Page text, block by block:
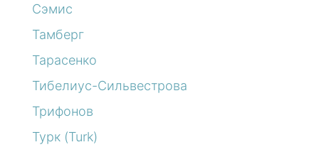
Сэмис
Тамберг
Тарасенко
Тибелиус-Сильвестрова
Трифонов
Турк (Turk)